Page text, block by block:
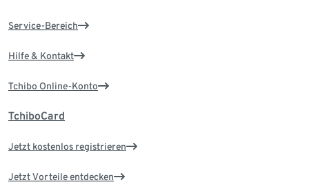
Service-Bereich
Hilfe & Kontakt
Tchibo Online-Konto
TchiboCard
Jetzt kostenlos registrieren
Jetzt Vorteile entdecken